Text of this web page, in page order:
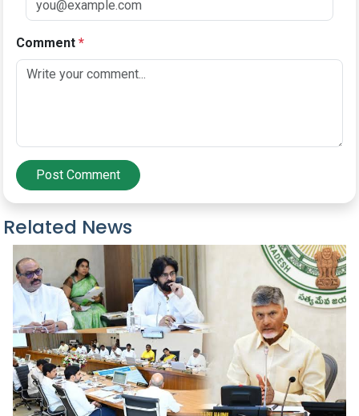
Comment *
Post Comment
Related News